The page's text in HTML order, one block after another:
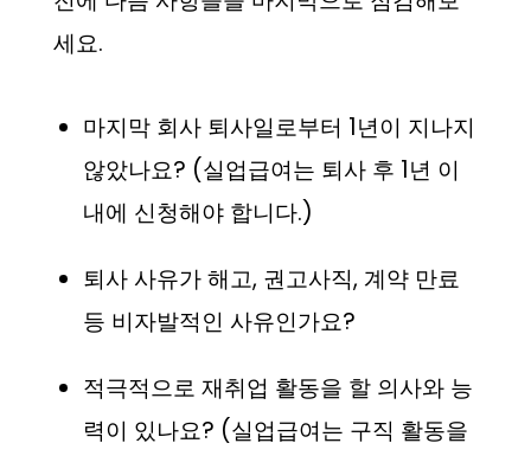
세요.
마지막 회사 퇴사일로부터 1년이 지나지
않았나요? (실업급여는 퇴사 후 1년 이
내에 신청해야 합니다.)
퇴사 사유가 해고, 권고사직, 계약 만료
등 비자발적인 사유인가요?
적극적으로 재취업 활동을 할 의사와 능
력이 있나요? (실업급여는 구직 활동을